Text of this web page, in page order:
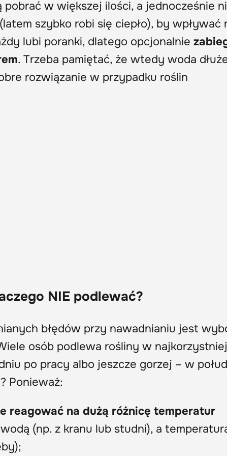
w większej ilości, a jednocześnie
szybko robi się ciepło), by wpływać
lubi poranki, dlatego opcjonalnie
. Trzeba pamiętać, że wtedy woda
rozwiązanie w przypadku roślin
NIE podlewać?
błędów przy nawadnianiu jest
osób podlewa rośliny w
po pracy albo jeszcze gorzej – w
Ponieważ:
reagować na dużą różnicę temperatur
(np. z kranu lub studni), a